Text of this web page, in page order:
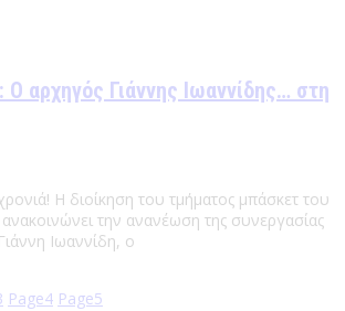
Ο αρχηγός Γιάννης Ιωαννίδης… στη
Η διοίκηση του τμήματος μπάσκετ του
την ανανέωση της συνεργασίας
Ιωαννίδη, ο
Page4 Page5